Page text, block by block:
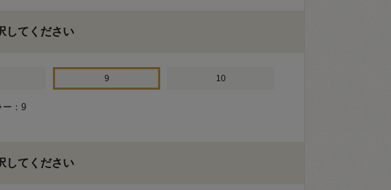
してください
9 10
ー：9
してください